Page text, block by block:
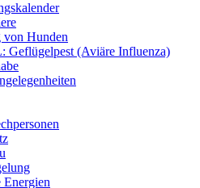
von Hunden
(Aviäre Influenza)
Energien